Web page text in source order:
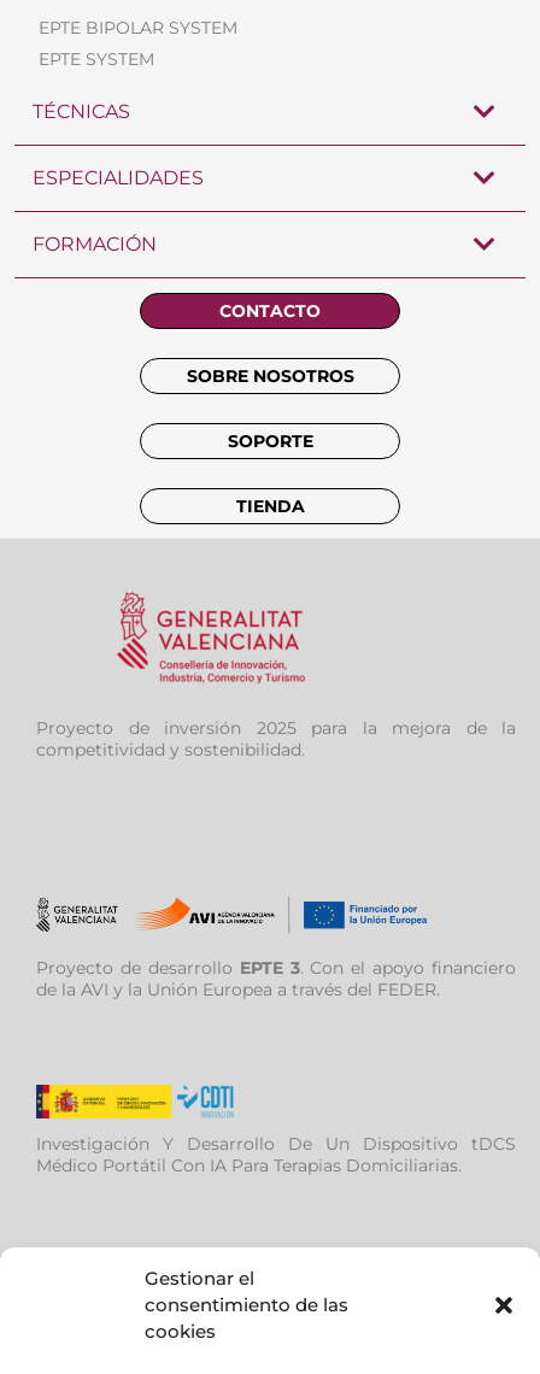
Gestionar el
consentimiento de las
cookies
EPTE BIPOLAR SYSTEM
EPTE SYSTEM
TÉCNICAS
ESPECIALIDADES
FORMACIÓN
CONTACTO
SOBRE NOSOTROS
SOPORTE
TIENDA
Proyecto de inversión 2025 para la mejora de la
competitividad y sostenibilidad.
Proyecto de desarrollo EPTE 3. Con el apoyo financiero
de la AVI y la Unión Europea a través del FEDER.
Investigación Y Desarrollo De Un Dispositivo tDCS
Médico Portátil Con IA Para Terapias Domiciliarias.